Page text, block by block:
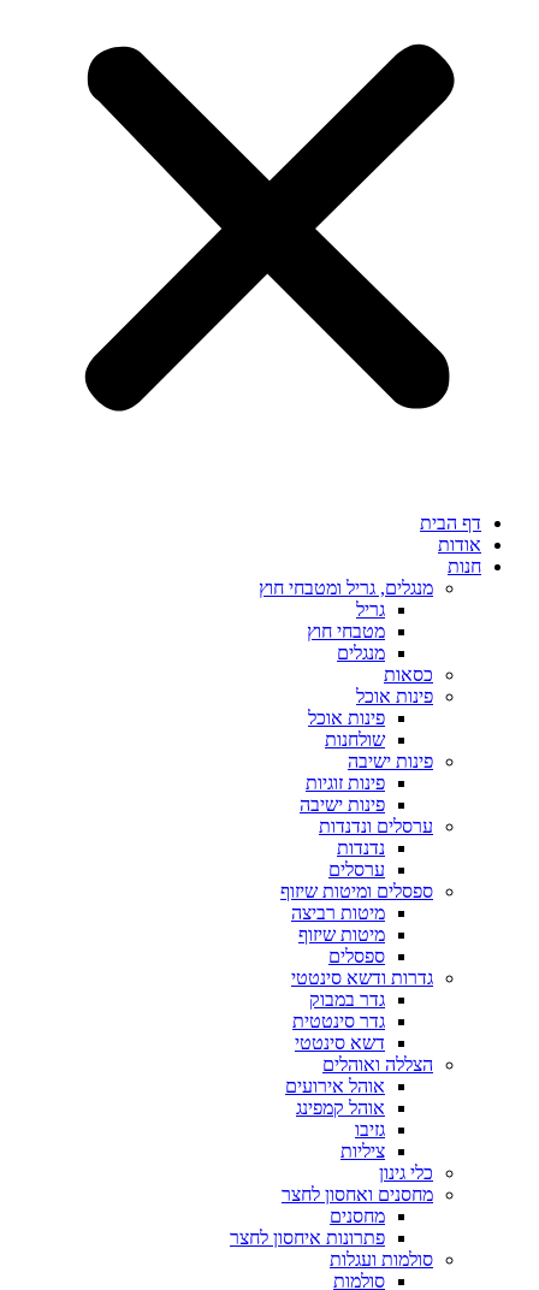
דף הבית
אודות
חנות
מנגלים, גריל ומטבחי חוץ
גריל
מטבחי חוץ
מנגלים
כסאות
פינות אוכל
פינות אוכל
שולחנות
פינות ישיבה
פינות זוגיות
פינות ישיבה
ערסלים ונדנדות
נדנדות
ערסלים
ספסלים ומיטות שיזוף
מיטות רביצה
מיטות שיזוף
ספסלים
גדרות ודשא סינטטי
גדר במבוק
גדר סינטטית
דשא סינטטי
הצללה ואוהלים
אוהל אירועים
אוהל קמפינג
גזיבו
ציליות
כלי גינון
מחסנים ואחסון לחצר
מחסנים
פתרונות איחסון לחצר
סולמות ועגלות
סולמות